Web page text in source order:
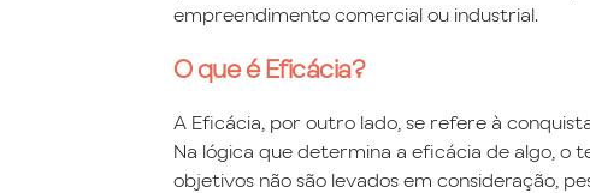
empreendimento comercial ou industrial.
O que é Eficácia?
A Eficácia, por outro lado, se refere à
Na lógica que determina a eficácia de algo, o
objetivos não são levados em consideração,